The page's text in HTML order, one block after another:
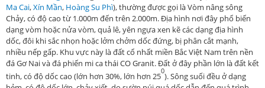
Ma Cai,Xín Mần, Hoàng Su Phì), thường được gọi là Vòm nâng sông
Chảy, có độ cao từ 1.000m đến trên 2.000m. Địa hình nơi đây phổ biến
dạng vòm hoặc nửa vòm, quả lê, yên ngựa xen kẽ các dạng địa hình
dốc, đôi khi sắc nhọn hoặc lởm chởm dốc đứng, bị phân cắt mạnh,
nhiều nếp gấp. Khu vực này là đất cổ nhất miền Bắc Việt Nam trên nền
đá Gơ Nai và đá phiến mi ca thái CO Granit. Đất ở đây phần lớn là đất kết
tinh, có độ dốc cao (lớn hơn 30%, lớn hơn 25
0
). Sông suối đều ở dạng